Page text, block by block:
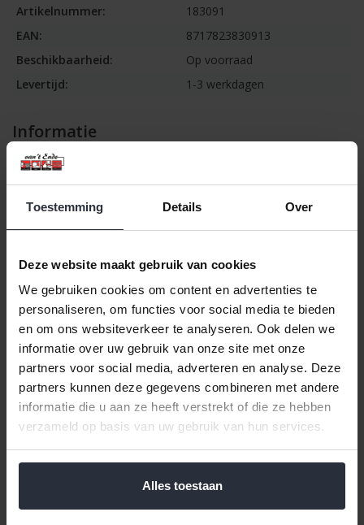
Toestemming Details Over
Deze website maakt gebruik van cookies
We gebruiken cookies om content en advertenties te
personaliseren, om functies voor social media te bieden
en om ons websiteverkeer te analyseren. Ook delen we
informatie over uw gebruik van onze site met onze
partners voor social media, adverteren en analyse. Deze
partners kunnen deze gegevens combineren met andere
informatie die u aan ze heeft verstrekt of die ze hebben
verzameld op basis van uw gebruik van hun services.
Alles toestaan
Artikelnummer:
183091
EAN:
8717823830913
Beschikbaarheid:
Op voorraad
Levertijd:
1-3 werkdagen
Informatie
Bord plat 21,5cm licht grijs
Klik hier voor de volledige collectie van Organic By Dutch Rose.
Zondagochtend is het uitgelezen moment om met de hele
familie te genieten van een heerlijk vers ontbijtje. En dit doe je
borden uit de Organic-verzameling van Dutch Rose Amsterdam
kun je heerlijk tafelen. Dat komt omdat Dutch Rose Amsterdam
ook wel bekend staat als ‘the art of the table’.
De borden hebben een diameter van 21,5 cm en zijn gemaakt
van hoogwaardig stoneware. Hierdoor hebben de borden de
kracht en duurzaamheid van porselein. Als extra voordeel kan dit
bord gewoon in de magnetron en de vaatwasser.
Reviews
Help ons en andere klanten door het schrijven van een review